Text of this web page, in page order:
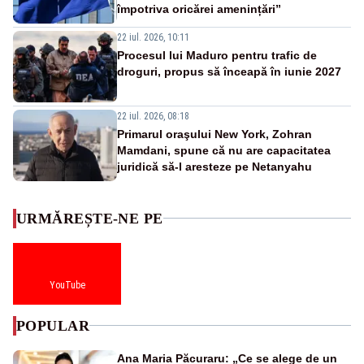
împotriva oricărei amenințări”
22 iul. 2026, 10:11
Procesul lui Maduro pentru trafic de
droguri, propus să înceapă în iunie 2027
22 iul. 2026, 08:18
Primarul oraşului New York, Zohran
Mamdani, spune că nu are capacitatea
juridică să-l aresteze pe Netanyahu
URMĂREȘTE-NE PE
YouTube
POPULAR
Ana Maria Păcuraru: „Ce se alege de un